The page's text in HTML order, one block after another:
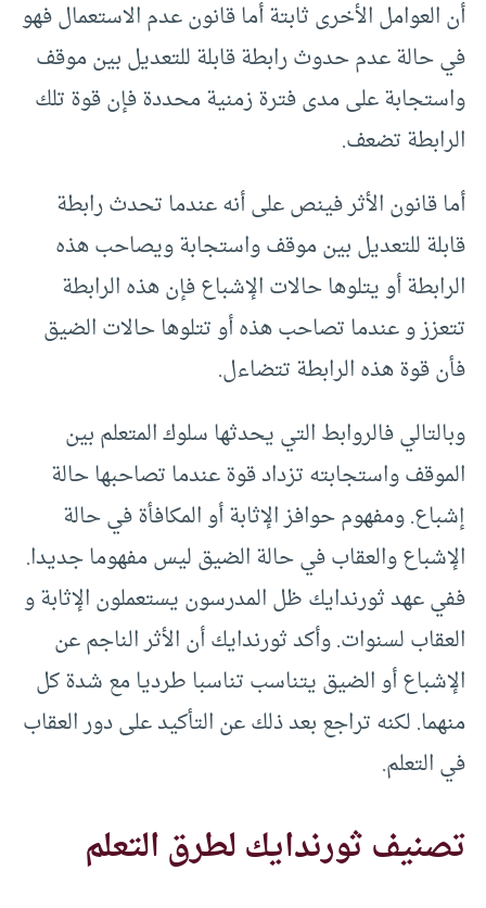
أن العوامل الأخرى ثابتة أما قانون عدم الاستعمال فهو
في حالة عدم حدوث رابطة قابلة للتعديل بين موقف
واستجابة على مدى فترة زمنية محددة فإن قوة تلك
الرابطة تضعف.
أما قانون الأثر فينص على أنه عندما تحدث رابطة
قابلة للتعديل بين موقف واستجابة ويصاحب هذه
الرابطة أو يتلوها حالات الإشباع فإن هذه الرابطة
تتعزز و عندما تصاحب هذه أو تتلوها حالات الضيق
فأن قوة هذه الرابطة تتضاءل.
وبالتالي فالروابط التي يحدثها سلوك المتعلم بين
الموقف واستجابته تزداد قوة عندما تصاحبها حالة
إشباع. ومفهوم حوافز الإثابة أو المكافأة في حالة
الإشباع والعقاب في حالة الضيق ليس مفهوما جديدا.
ففي عهد ثورندايك ظل المدرسون يستعملون الإثابة و
العقاب لسنوات. وأكد ثورندايك أن الأثر الناجم عن
الإشباع أو الضيق يتناسب تناسبا طرديا مع شدة كل
منهما. لكنه تراجع بعد ذلك عن التأكيد على دور العقاب
في التعلم.
تصنيف ثورندايك لطرق التعلم